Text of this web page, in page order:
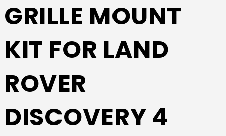
GRILLE MOUNT
KIT FOR LAND
ROVER
DISCOVERY 4